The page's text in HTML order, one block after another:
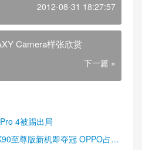
2012-08-31 18:27:57
Camera样张欣赏
下一篇 »
4被踢出局
至尊版新机即夺冠 OPPO占据